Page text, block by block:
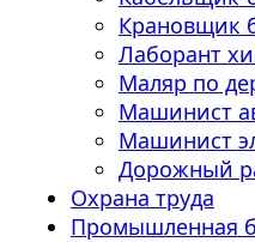
Крановщик
Лаборант
Маляр по
Машинист
Машинист
Дорожный
Охрана труда
Промышленная